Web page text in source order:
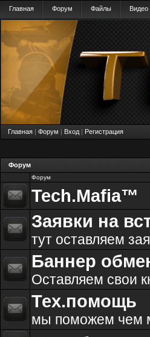
Главная Форум Файлы
Главная | Форум | Вход | Регистрация
Форум
Форум
Tech.Mafia™
Заявки на
тут оставляем
Баннер
Оставляем свои
Тех.помощь
мы поможем чем